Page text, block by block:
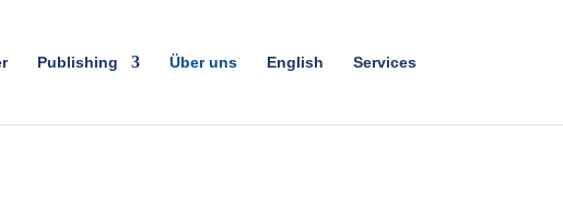
Publishing Über uns English Services